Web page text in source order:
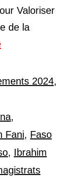
Valoriser
de la
2024,
,
Fani, Faso
, Ibrahim